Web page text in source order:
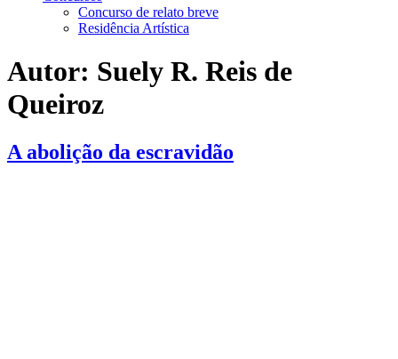
Concurso de relato breve
Residência Artística
Autor: Suely R. Reis de
Queiroz
A abolição da escravidão